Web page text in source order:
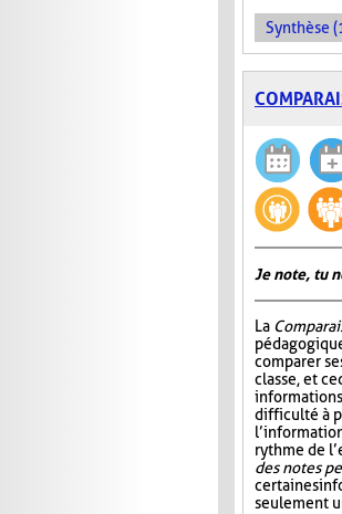
Synthèse
Je note, tu
La
comparer
classe, et
difficulté à
rythme de
des notes
certaines
seulement